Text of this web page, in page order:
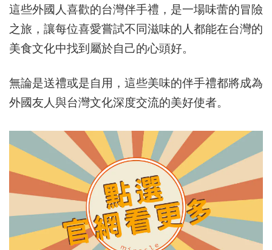
這些外國人喜歡的台灣伴手禮，是一場味蕾的冒險
之旅，讓每位喜愛嘗試不同滋味的人都能在台灣的
美食文化中找到屬於自己的心頭好。
無論是送禮或是自用，這些美味的伴手禮都將成為
外國友人與台灣文化深度交流的美好使者。